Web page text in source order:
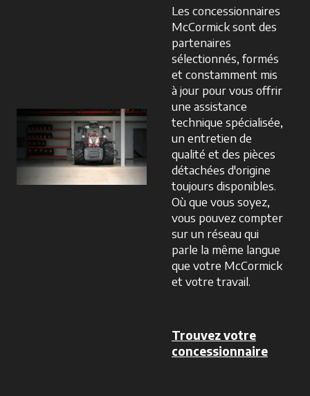
Les concessionnaires
McCormick sont des
partenaires
sélectionnés, formés
et constamment mis
à jour pour vous offrir
une assistance
technique spécialisée,
un entretien de
qualité et des pièces
détachées d'origine
toujours disponibles.
Où que vous soyez,
vous pouvez compter
sur un réseau qui
parle la même langue
que votre McCormick
et votre travail.
Trouvez votre
concessionnaire